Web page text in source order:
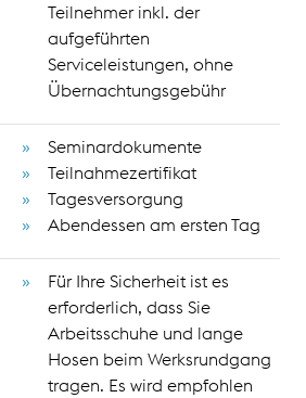
Teilnehmer inkl. der
aufgeführten
Serviceleistungen, ohne
Übernachtungsgebühr
Seminardokumente
Teilnahmezertifikat
Tagesversorgung
Abendessen am ersten Tag
Für Ihre Sicherheit ist es
erforderlich, dass Sie
Arbeitsschuhe und lange
Hosen beim Werksrundgang
tragen. Es wird empfohlen